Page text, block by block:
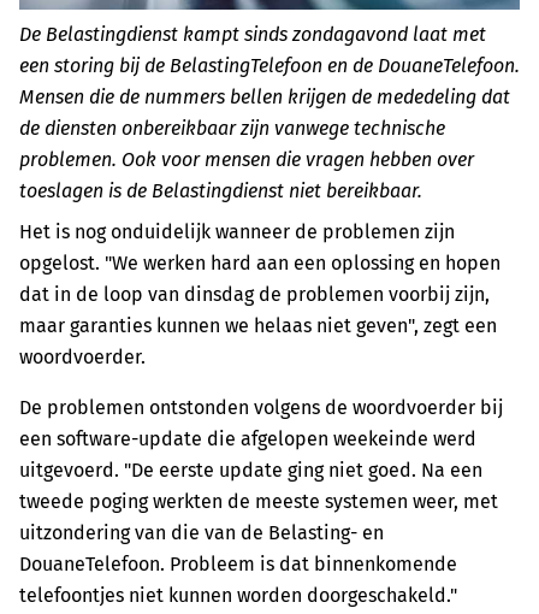
De Belastingdienst kampt sinds zondagavond laat met
een storing bij de BelastingTelefoon en de DouaneTelefoon.
Mensen die de nummers bellen krijgen de mededeling dat
de diensten onbereikbaar zijn vanwege technische
problemen. Ook voor mensen die vragen hebben over
toeslagen is de Belastingdienst niet bereikbaar.
Het is nog onduidelijk wanneer de problemen zijn
opgelost. "We werken hard aan een oplossing en hopen
dat in de loop van dinsdag de problemen voorbij zijn,
maar garanties kunnen we helaas niet geven", zegt een
woordvoerder.
De problemen ontstonden volgens de woordvoerder bij
een software-update die afgelopen weekeinde werd
uitgevoerd. "De eerste update ging niet goed. Na een
tweede poging werkten de meeste systemen weer, met
uitzondering van die van de Belasting- en
DouaneTelefoon. Probleem is dat binnenkomende
telefoontjes niet kunnen worden doorgeschakeld."